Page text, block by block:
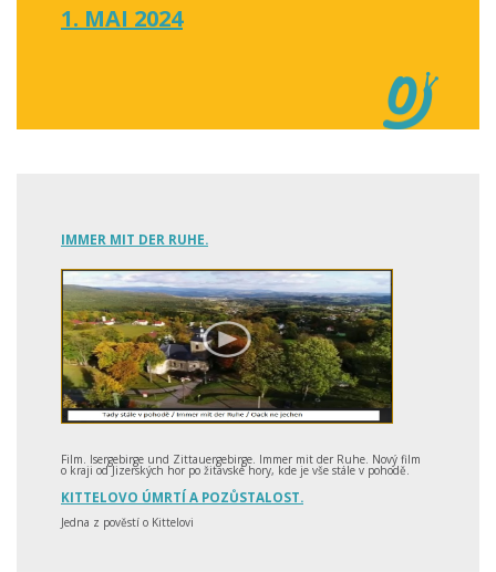
1. MAI 2024
IMMER MIT DER RUHE.
Film. Isergebirge und Zittauergebirge. Immer mit der Ruhe. Nový film
o kraji od Jizerských hor po žitavské hory, kde je vše stále v pohodě.
KITTELOVO ÚMRTÍ A POZŮSTALOST.
Jedna z pověstí o Kittelovi